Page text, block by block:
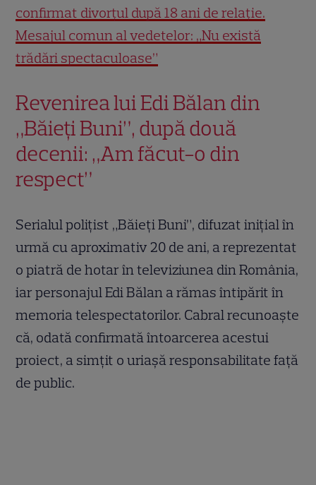
confirmat divorțul după 18 ani de relație.
Mesajul comun al vedetelor: „Nu există
trădări spectaculoase”
Revenirea lui Edi Bălan din
„Băieți Buni”, după două
decenii: „Am făcut-o din
respect”
Serialul polițist „Băieți Buni”, difuzat inițial în
urmă cu aproximativ 20 de ani, a reprezentat
o piatră de hotar în televiziunea din România,
iar personajul Edi Bălan a rămas întipărit în
memoria telespectatorilor. Cabral recunoaște
că, odată confirmată întoarcerea acestui
proiect, a simțit o uriașă responsabilitate față
de public.